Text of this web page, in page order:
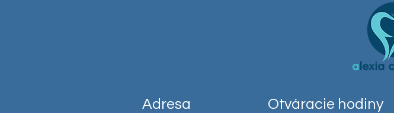
Adresa Otváracie hodiny